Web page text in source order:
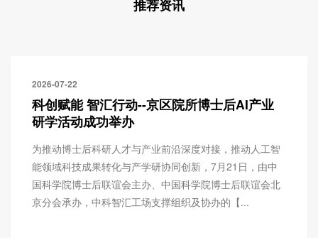
推荐资讯
2026-07-22
科创赋能 智汇行动--京区院所博士后AI产业
研学活动成功举办
为推动博士后科研人才与产业前沿深度对接，推动人工智
能领域科技成果转化与产学研协同创新，7月21日，由中
国科学院博士后联谊会主办、中国科学院博士后联谊会北
京分会承办，中科智汇工场支撑组织及协办的【...